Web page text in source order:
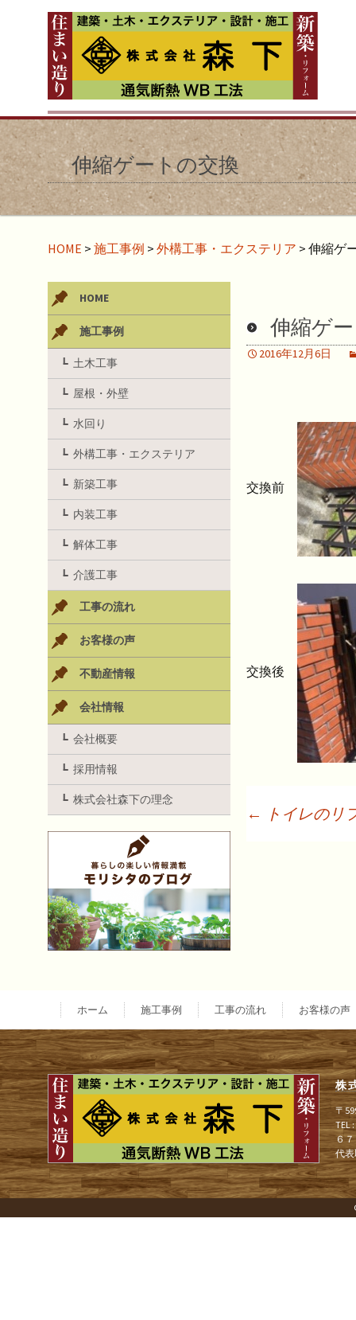
伸縮ゲートの交換
HOME > 施工事例 > 外構工事・エクステリア > 伸縮ゲ
伸縮ゲ
2016年12月6日
交換前
交換後
ビ
ゲ
ー
シ
ョ
← トイレのリ
HOME
施工事例
土木工事
屋根・外壁
水回り
外構工事・エクステリア
新築工事
内装工事
解体工事
介護工事
工事の流れ
お客様の声
不動産情報
会社情報
会社概要
採用情報
株式会社森下の理念
ホーム 施工事例 工事の流れ お客様の声
株
〒
TEL
６
代